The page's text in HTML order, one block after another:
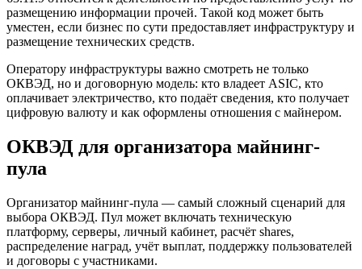
размещению информации прочей. Такой код может быть
уместен, если бизнес по сути предоставляет инфраструктуру и
размещение технических средств.
Оператору инфраструктуры важно смотреть не только
ОКВЭД, но и договорную модель: кто владеет ASIC, кто
оплачивает электричество, кто подаёт сведения, кто получает
цифровую валюту и как оформлены отношения с майнером.
ОКВЭД для организатора майнинг-
пула
Организатор майнинг-пула — самый сложный сценарий для
выбора ОКВЭД. Пул может включать техническую
платформу, серверы, личный кабинет, расчёт shares,
распределение наград, учёт выплат, поддержку пользователей
и договоры с участниками.